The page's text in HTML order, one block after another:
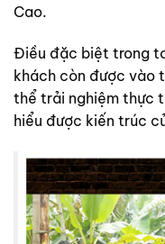
Cao.
Điều đặc biệt trong
khách còn được vào
thể trải nghiệm thực
hiểu được kiến trúc